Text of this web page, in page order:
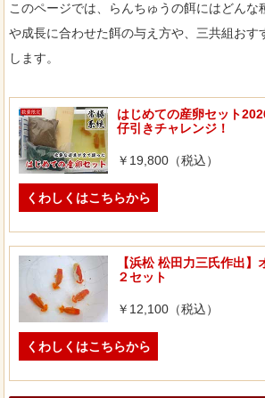
このページでは、らんちゅうの餌にはどんな
や成長に合わせた餌の与え方や、三共組おす
します。
はじめての産卵セット
仔引きチャレンジ！
￥19,800（税込）
くわしくはこちらから
【浜松 松田力三氏作出
２セット
￥12,100（税込）
くわしくはこちらから